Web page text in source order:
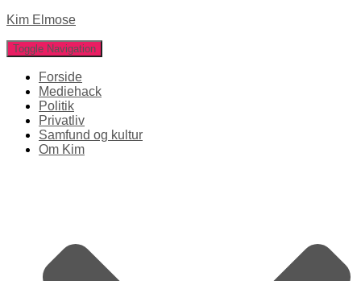
Kim Elmose
Toggle Navigation
Forside
Mediehack
Politik
Privatliv
Samfund og kultur
Om Kim